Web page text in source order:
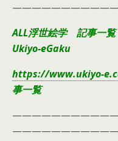
ALL浮世絵学 記事一
Ukiyo-eGaku
https://www.ukiyo-
事一覧